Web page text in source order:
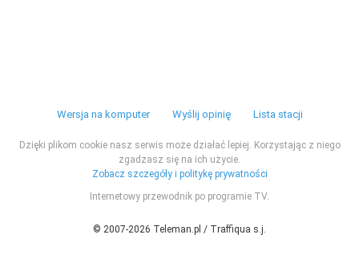
Wersja na komputer Wyślij opinię Lista stacji
Dzięki plikom cookie nasz serwis może działać lepiej. Korzystając z niego
zgadzasz się na ich użycie.
Zobacz szczegóły i politykę prywatności
Internetowy przewodnik po programie TV.
© 2007-2026 Teleman.pl / Traffiqua s.j.